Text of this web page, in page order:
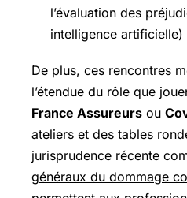
l’évaluation des
intelligence artificielle)
De plus, ces rencontres
l’étendue du rôle que
France Assureurs ou
ateliers et des tables
jurisprudence récente
généraux du dommage